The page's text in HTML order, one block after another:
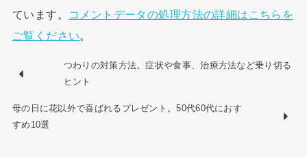
ています。
コメントデータの処理方法の詳細はこちらを
ご覧ください
つわりの対策方法。症状や食事、治療方法など乗り切る
ヒント
母の日に花以外で喜ばれるプレゼント。50代60代におす
すめ10選